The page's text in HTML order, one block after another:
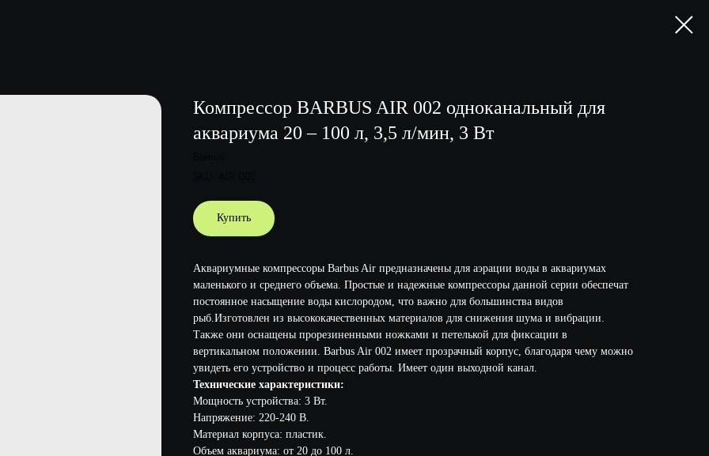
Компрессор BARBUS AIR 002 одноканальный для
аквариума 20 – 100 л, 3,5 л/мин, 3 Вт
Купить
Аквариумные компрессоры Barbus Air предназначены для аэрации воды в аквариумах
маленького и среднего объема. Простые и надежные компрессоры данной серии обеспечат
постоянное насыщение воды кислородом, что важно для большинства видов
рыб.Изготовлен из высококачественных материалов для снижения шума и вибрации.
Также они оснащены прорезиненными ножками и петелькой для фиксации в
вертикальном положении. Barbus Air 002 имеет прозрачный корпус, благодаря чему можно
увидеть его устройство и процесс работы. Имеет один выходной канал.
Технические характеристики:
Мощность устройства: 3 Вт.
Напряжение: 220-240 В.
Материал корпуса: пластик.
Объем аквариума: от 20 до 100 л.